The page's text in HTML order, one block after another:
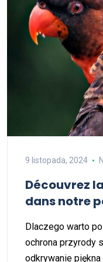
9 listopada, 2024
Découvrez
dans notre
Dlaczego warto
ochrona przyrody
odkrywanie